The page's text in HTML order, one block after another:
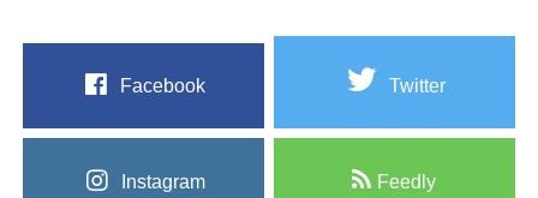
Facebook Twitter
Instagram Feedly